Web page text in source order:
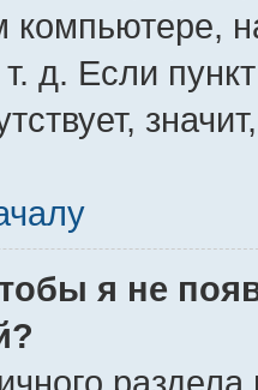
д. Если
я не